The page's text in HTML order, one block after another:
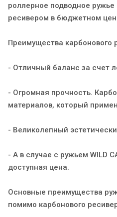
роллерное подводное
ресивером в бюджетном
Преимущества карбонового
- Отличный баланс за счет
- Огромная прочность.
материалов, который
- Великолепный
- А в случае с ружьем WILD
доступная цена.
Основные преимущества
помимо карбонового